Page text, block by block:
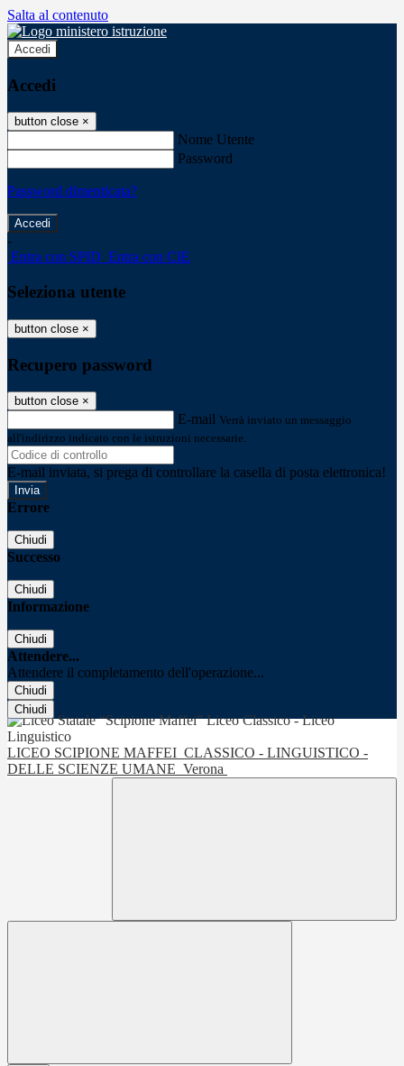
Salta al contenuto
Accedi
Accedi
button close ×
Nome Utente
Password
Password dimenticata?
-
Entra con SPID Entra con CIE
Seleziona utente
button close ×
Recupero password
button close ×
E-mail Verrà inviato un messaggio
all'indirizzo indicato con le istruzioni necessarie.
E-mail inviata, si prega di controllare la casella di posta elettronica!
Errore
Chiudi
Successo
Chiudi
Informazione
Chiudi
Attendere...
Attendere il completamento dell'operazione...
Chiudi
Chiudi
LICEO SCIPIONE MAFFEI CLASSICO - LINGUISTICO -
DELLE SCIENZE UMANE Verona